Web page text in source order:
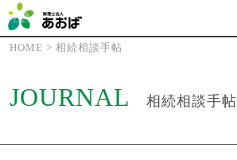
HOME > 相続相談手帖
JOURNAL 相続相談手帖